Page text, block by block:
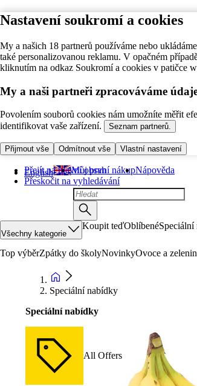
Nastavení soukromí a cookies
My a našich 18 partnerů používáme nebo
také personalizovanou reklamu. V opačném
kliknutím na odkaz Soukromí a cookies v patičce
My a naši partneři zpracováváme
Povolením souborů cookies nám umožníte měřit
identifikovat vaše zařízení.
Seznam partnerů.
Přijmout vše Odmítnout vše Vlastní nastavení
Přejít na hlavní obsah
Přeskočit na vyhledávání
English Můj první nákupNápověda
Všechny kategorie
Koupit teďOblíbené
Top výběrZpátky do školyNovinkyOvoce a
Speciální nabídky
Speciální nabídky
All Offers